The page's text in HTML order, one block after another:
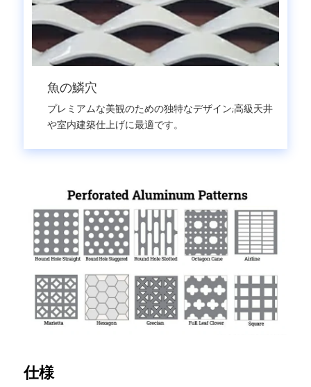
魚の鱗穴
プレミアムな美観のための独特なデザイン;高級天井
や室内建築仕上げに最適です。
仕様